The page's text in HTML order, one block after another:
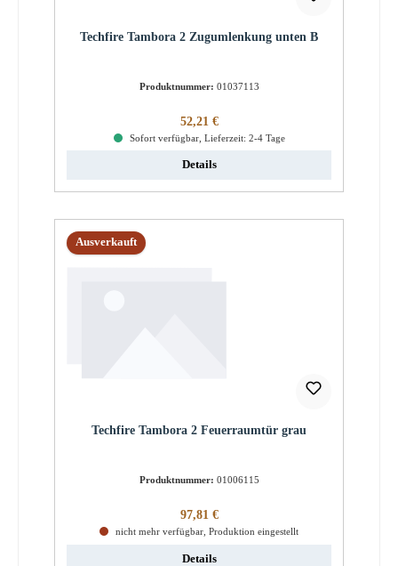
Techfire Tambora 2 Zugumlenkung unten B
Produktnummer: 01037113
Regulärer Preis:
52,21 €
Sofort verfügbar, Lieferzeit: 2-4 Tage
Details
Ausverkauft
Techfire Tambora 2 Feuerraumtür grau
Produktnummer: 01006115
Regulärer Preis:
97,81 €
nicht mehr verfügbar, Produktion eingestellt
Details